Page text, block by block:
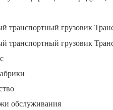
обслуживания